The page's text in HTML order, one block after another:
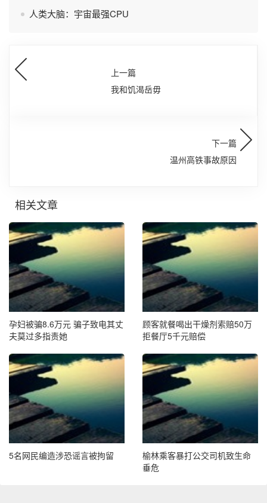
人类大脑：宇宙最强CPU
上一篇
我和饥渴岳毋
下一篇
温州高铁事故原因
相关文章
孕妇被骗8.6万元 骗子致电其丈
夫莫过多指责她
顾客就餐喝出干燥剂索赔50万
拒餐厅5千元赔偿
5名网民编造涉恐谣言被拘留
榆林乘客暴打公交司机致生命
垂危